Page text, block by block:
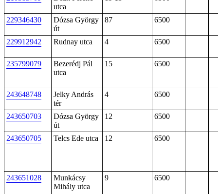
utca
229346430
Dózsa György
út
87 6500
229912942 Rudnay utca 4 6500
235799079
Bezerédj Pál
utca
15 6500
243648748
Jelky András
tér
4 6500
243650703
Dózsa György
út
12 6500
243650705 Telcs Ede utca 12 6500
243651028
Munkácsy
Mihály utca
9 6500